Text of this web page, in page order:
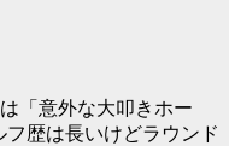
は「 意外な大叩きホー
フ歴は長いけどラウンド